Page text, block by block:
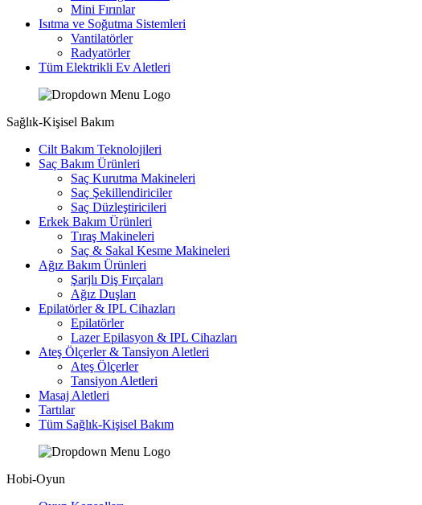
Mini Fırınlar
Isıtma ve Soğutma Sistemleri
Vantilatörler
Radyatörler
Tüm Elektrikli Ev Aletleri
Sağlık-Kişisel Bakım
Cilt Bakım Teknolojileri
Saç Bakım Ürünleri
Saç Kurutma Makineleri
Saç Şekillendiriciler
Saç Düzleştiricileri
Erkek Bakım Ürünleri
Tıraş Makineleri
Saç & Sakal Kesme Makineleri
Ağız Bakım Ürünleri
Şarjlı Diş Fırçaları
Ağız Duşları
Epilatörler & IPL Cihazları
Epilatörler
Lazer Epilasyon & IPL Cihazları
Ateş Ölçerler & Tansiyon Aletleri
Ateş Ölçerler
Tansiyon Aletleri
Masaj Aletleri
Tartılar
Tüm Sağlık-Kişisel Bakım
Hobi-Oyun